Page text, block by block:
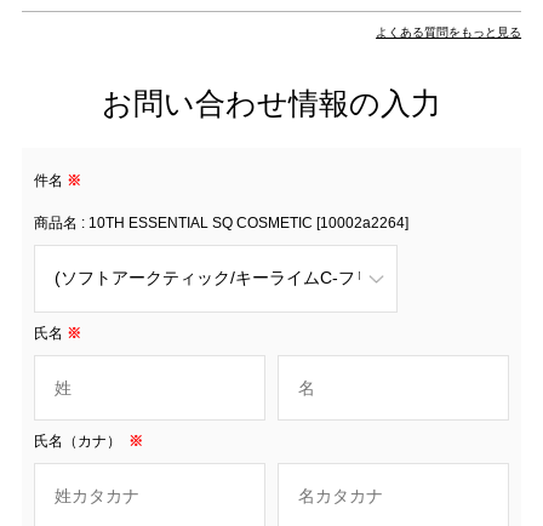
よくある質問をもっと見る
お問い合わせ情報の入力
件名 ※
商品名 : 10TH ESSENTIAL SQ COSMETIC [10002a2264]
氏名 ※
氏名（カナ） ※